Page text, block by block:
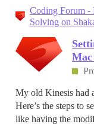
Coding Forum -
Solving on
My old Kinesis had
Here’s the steps to
like having the